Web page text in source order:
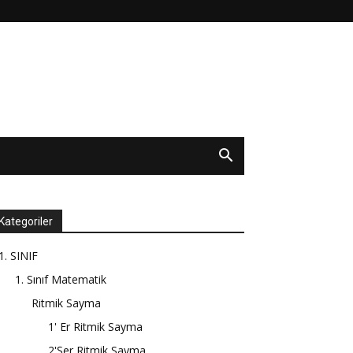
Kategoriler
1. SINIF
1. Sınıf Matematik
Ritmik Sayma
1' Er Ritmik Sayma